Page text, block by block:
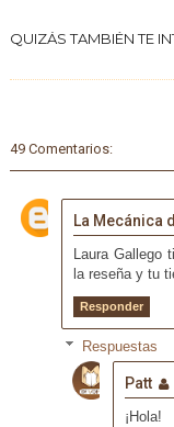
QUIZÁS TAMBIÉN TE
49 Comentarios:
La Mecánica
Laura Gallego
la reseña y tu
Responder
Respuestas
Patt
¡Hola!